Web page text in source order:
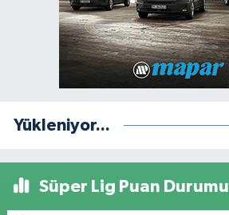
Yükleniyor...
Süper Lig Puan Durumu